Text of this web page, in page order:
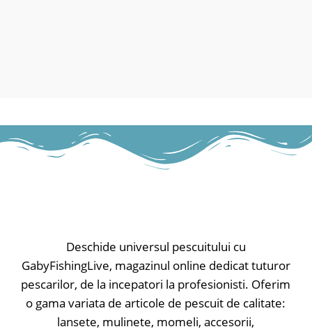
• Compartimentul bateriei separat
• Alimentare cu baterie de 9V
Deschide universul pescuitului cu
GabyFishingLive, magazinul online dedicat tuturor
pescarilor, de la incepatori la profesionisti. Oferim
o gama variata de articole de pescuit de calitate:
lansete, mulinete, momeli, accesorii,